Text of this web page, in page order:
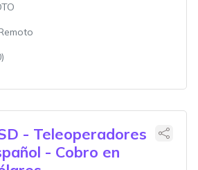
- Teleoperadores
- Cobro en